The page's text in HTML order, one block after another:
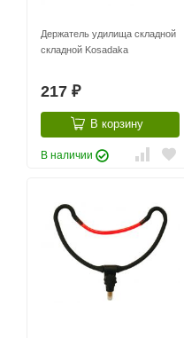
Держатель удилища складной
складной Kosadaka
217 ₽
В корзину
В наличии